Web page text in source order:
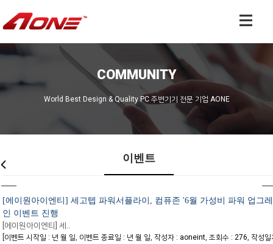
COMMUNITY
World Best Design & Quality PC 주변기기 전문 기업 AONE
이벤트
[에이원아이엔티] 세고텝 파워서플라이, 컴퓨존 '6월 가성비 파워 업그
인 이벤트 진행
[에이원아이엔티] 세..
이벤트 시작일 : 년 월 일, 이벤트 종료일 : 년 월 일,작성자 : aoneint,조회수 : 276,작성